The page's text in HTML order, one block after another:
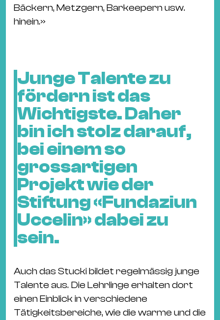
Bäckern, Metzgern, Barkeepern usw.
hinein.»
Junge Talente zu
fördern ist das
Wichtigste. Daher
bin ich stolz darauf,
bei einem so
grossartigen
Projekt wie der
Stiftung «Fundaziun
Uccelin» dabei zu
sein.
Auch das Stucki bildet regelmässig junge
Talente aus. Die Lehrlinge erhalten dort
einen Einblick in verschiedene
Tätigkeitsbereiche, wie die warme und die